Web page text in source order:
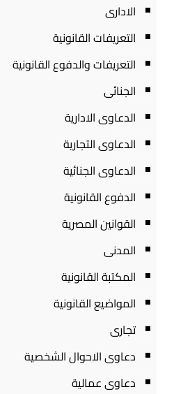
الادارى
التعريفات القانونية
التعريفات والدفوع القانونية
الجنائى
الدعاوى الادارية
الدعاوى التجارية
الدعاوى الجنائية
الدفوع القانونية
القوانين المصرية
المدنى
المكتبة القانونية
المواضيع القانونية
تجارى
دعاوى الاحوال الشخصية
دعاوى عمالية